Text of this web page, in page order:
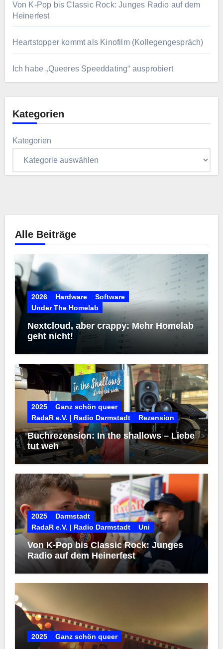
Von K-Pop bis Classic Rock: Junges Radio auf dem
Heinerfest
Heartstopper kommt als Kinofilm (Kollegengespräch)
Ich habe „Queeres Speeddating“ ausprobiert
Kategorien
Kategorien
Alle Beiträge
2026 Hardware
Software
Under The Homelab
Nextcloud, aber crappy: Mehr Homelab
geht nicht!
2025
Ganz schön queer
RadaR e.V. | Radio Darmstadt
Rezension
Buchrezension: In the shallows – Liebe
tut weh
2025
Darmstadt
RadaR e.V. | Radio Darmstadt
Uni
Von K-Pop bis Classic Rock: Junges
Radio auf dem Heinerfest
2025 Ganz schön queer